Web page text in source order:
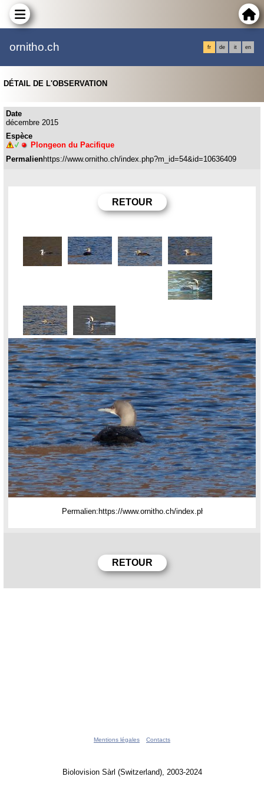
ornitho.ch fr de it en
DÉTAIL DE L'OBSERVATION
Date
décembre 2015
Espèce
Plongeon du Pacifique
Permalien
Permalien:
Mentions légales Contacts
Biolovision Sàrl (Switzerland), 2003-2024